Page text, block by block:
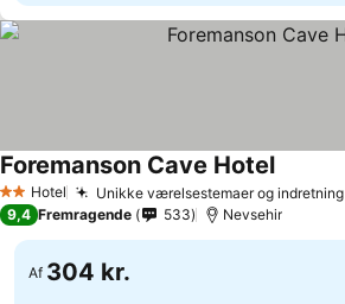
2 Stjerner
Hotel Unikke værelsestemaer og indretning
Foremanson Cave Hotel
9,4 Fremragende 533 Nevsehir
Af 304 kr.